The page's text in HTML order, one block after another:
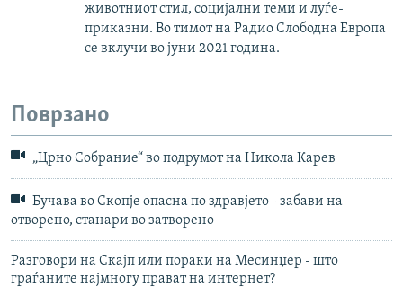
животниот стил, социјални теми и луѓе-
приказни. Во тимот на Радио Слободна Европа
се вклучи во јуни 2021 година.
Поврзано
„Црно Собрание“ во подрумот на Никола Карев
Бучава во Скопје опасна по здравјето - забави на
отворено, станари во затворено
Разговори на Скајп или пораки на Месинџер - што
граѓаните најмногу прават на интернет?